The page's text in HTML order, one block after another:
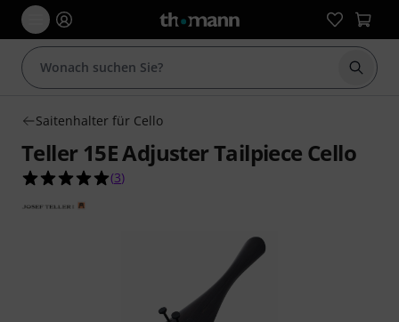
Suche
Saitenhalter für Cello
Teller 15E Adjuster Tailpiece Cello
5.0 von 5 Sternen aus 3 Kundenbewertungen
(3)